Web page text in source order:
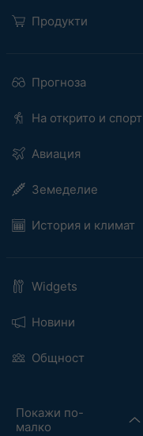
Продукти
Прогноза
На открито и спорт
Авиация
Земеделие
История и климат
Widgets
Новини
Общност
Покажи по-
малко